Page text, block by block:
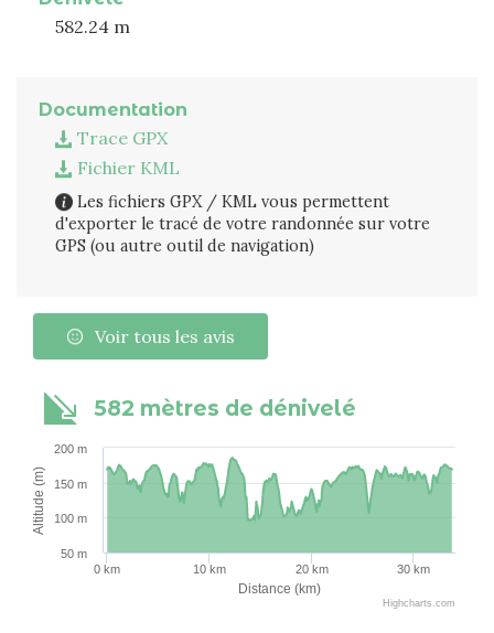
582.24 m
Documentation
Trace GPX
Fichier KML
Les fichiers GPX / KML vous permettent
d'exporter le tracé de votre randonnée sur votre
GPS (ou autre outil de navigation)
Voir tous les avis
582 mètres de dénivelé
Distance (km)
Altitude (m)
0 km 10 km 20 km 30 km
50 m
100 m
150 m
200 m
Highcharts.com